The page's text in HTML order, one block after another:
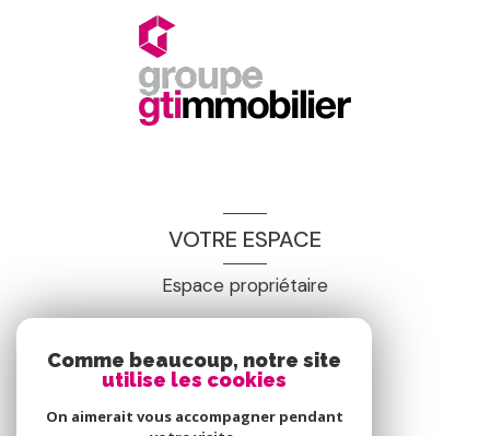
VOTRE ESPACE
Espace propriétaire
SE CONNECTER
Comme beaucoup, notre site
utilise les cookies
On aimerait vous accompagner pendant